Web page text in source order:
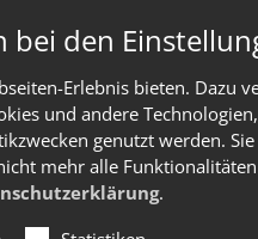
den
Erlebnis bieten. Dazu
und andere
genutzt werden.
mehr alle
.